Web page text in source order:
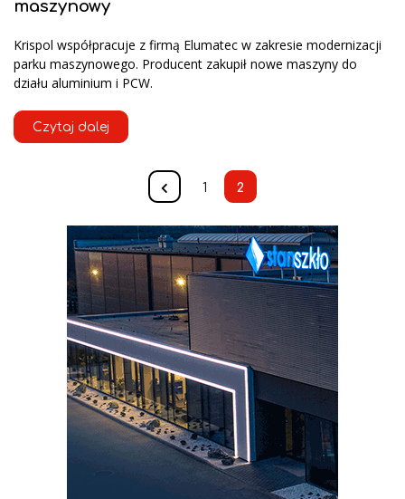
maszynowy
Krispol współpracuje z firmą Elumatec w zakresie modernizacji
parku maszynowego. Producent zakupił nowe maszyny do
działu aluminium i PCW.
Czytaj dalej
1 2